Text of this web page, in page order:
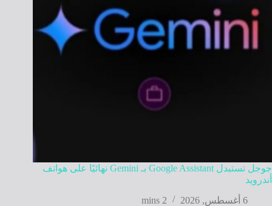
جوجل تستبدل Google Assistant بـ Gemini نهائيًا على هواتف
أندرويد
6 أغسطس, 2026
2 mins